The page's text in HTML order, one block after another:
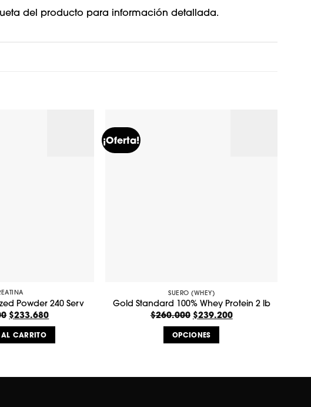
del producto para información detallada.
Powder 240 Serv
El
precio
original
era:
$233.680El
precio
CARRITO
¡Oferta!
SUERO (WHEY)
Gold Standard 100% Whey Protein 2 lb
$260.000 El
original
era:
$239.200El
OPCIONES
tiene